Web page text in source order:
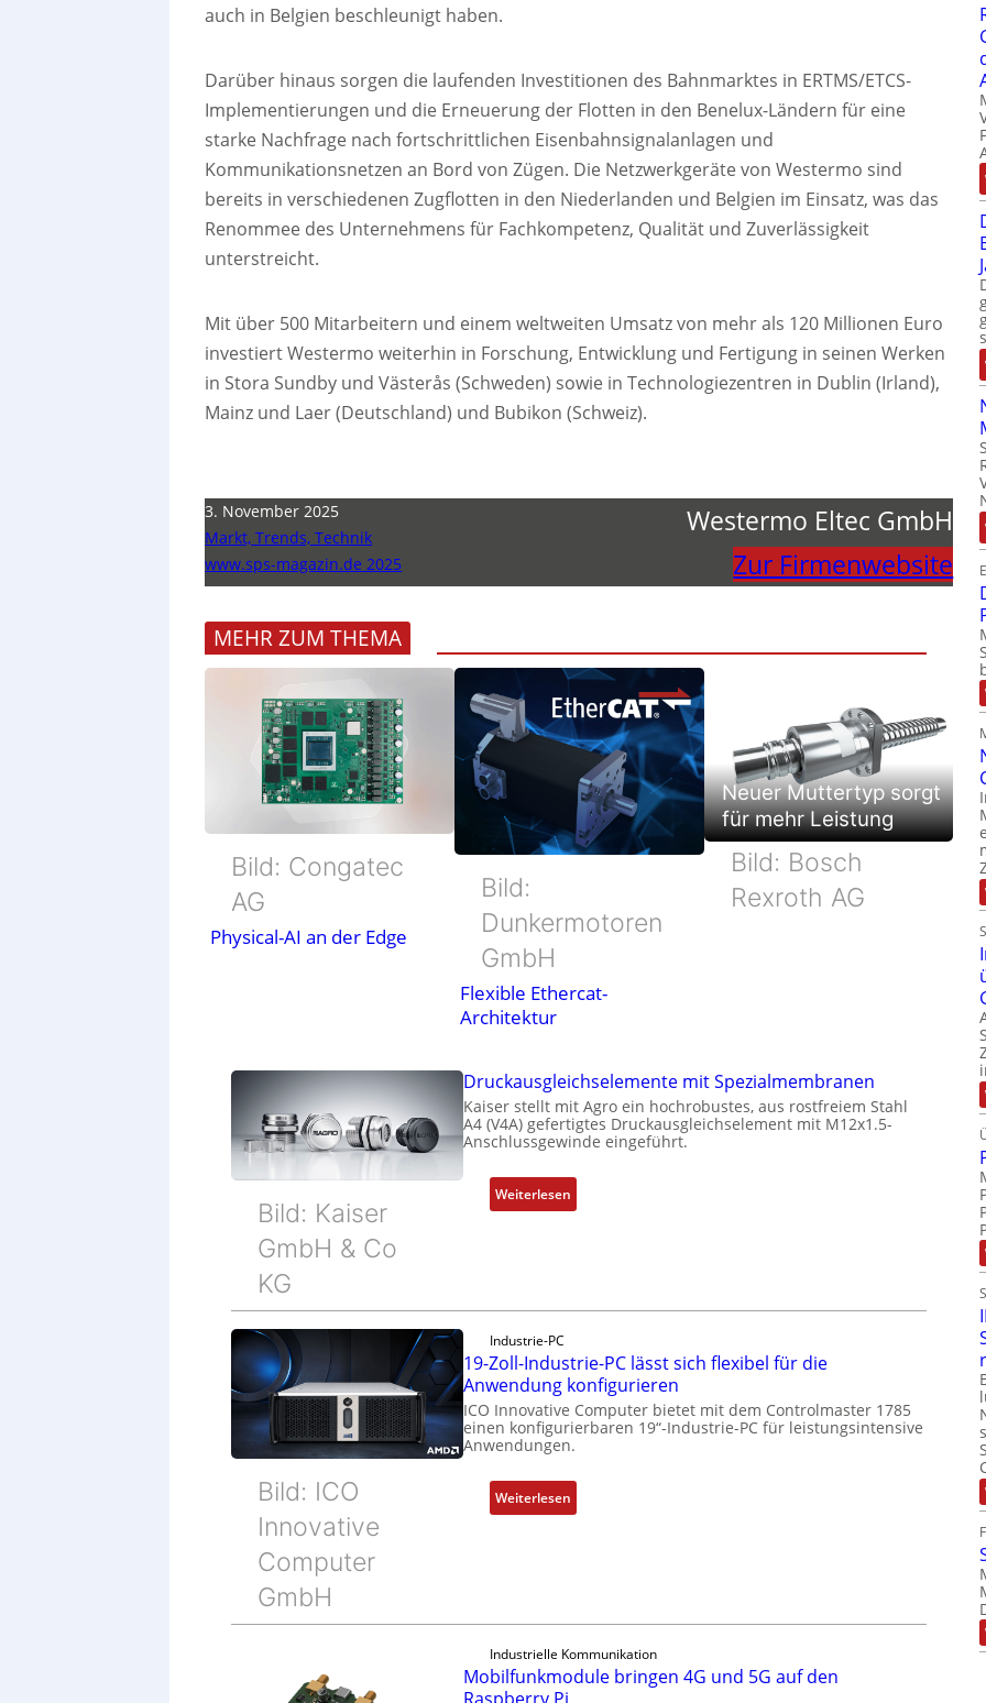
auch in Belgien beschleunigt haben.
Darüber hinaus sorgen die laufenden Investitionen des Bahnmarktes in ERTMS/ETCS-
Implementierungen und die Erneuerung der Flotten in den Benelux-Ländern für eine
starke Nachfrage nach fortschrittlichen Eisenbahnsignalanlagen und
Kommunikationsnetzen an Bord von Zügen. Die Netzwerkgeräte von Westermo sind
bereits in verschiedenen Zugflotten in den Niederlanden und Belgien im Einsatz, was das
Renommee des Unternehmens für Fachkompetenz, Qualität und Zuverlässigkeit
unterstreicht.
Mit über 500 Mitarbeitern und einem weltweiten Umsatz von mehr als 120 Millionen Euro
investiert Westermo weiterhin in Forschung, Entwicklung und Fertigung in seinen Werken
in Stora Sundby und Västerås (Schweden) sowie in Technologiezentren in Dublin (Irland),
Mainz und Laer (Deutschland) und Bubikon (Schweiz).
3. November 2025
Markt, Trends, Technik
www.sps-magazin.de 2025
Westermo Eltec GmbH
Zur Firmenwebsite
MEHR ZUM THEMA
Bild: Congatec
AG
Physical-AI an der Edge
Bild:
Dunkermotoren
GmbH
Flexible Ethercat-
Architektur
Neuer Muttertyp sorgt
für mehr Leistung
Bild: Bosch
Rexroth AG
Bild: Kaiser
GmbH & Co
KG
Druckausgleichselemente mit Spezialmembranen
Kaiser stellt mit Agro ein hochrobustes, aus rostfreiem Stahl
A4 (V4A) gefertigtes Druckausgleichselement mit M12x1.5-
Anschlussgewinde eingeführt.
Weiterlesen:
D
k
u
s
l
e
c
h
e
n
Bild: ICO
Innovative
Computer
GmbH
Industrie-PC
19-Zoll-Industrie-PC lässt sich flexibel für die
Anwendung konfigurieren
ICO Innovative Computer bietet mit dem Controlmaster 1785
einen konfigurierbaren 19“-Industrie-PC für leistungsintensive
Anwendungen.
Weiterlesen:
1
l
-
Industrielle Kommunikation
Mobilfunkmodule bringen 4G und 5G auf den